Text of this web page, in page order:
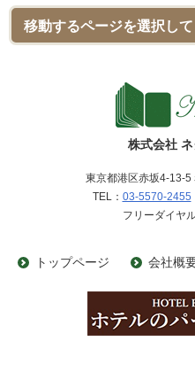
株式会社
東京都港区赤坂4-13-5
TEL： 03-5570-2455
フリーダイヤル
トップページ 会社概